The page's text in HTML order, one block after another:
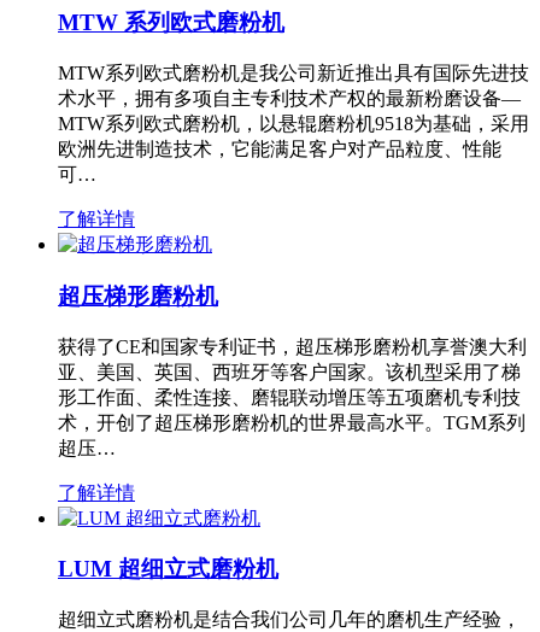
MTW 系列欧式磨粉机
MTW系列欧式磨粉机是我公司新近推出具有国际先进技
术水平，拥有多项自主专利技术产权的最新粉磨设备—
MTW系列欧式磨粉机，以悬辊磨粉机9518为基础，采用
欧洲先进制造技术，它能满足客户对产品粒度、性能
可…
了解详情
超压梯形磨粉机
获得了CE和国家专利证书，超压梯形磨粉机享誉澳大利
亚、美国、英国、西班牙等客户国家。该机型采用了梯
形工作面、柔性连接、磨辊联动增压等五项磨机专利技
术，开创了超压梯形磨粉机的世界最高水平。TGM系列
超压…
了解详情
LUM 超细立式磨粉机
超细立式磨粉机是结合我们公司几年的磨机生产经验，